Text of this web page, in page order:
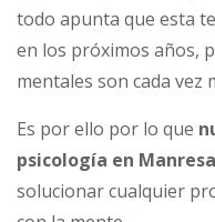
todo apunta que esta
en los próximos años,
mentales son cada vez
Es por ello por lo que
psicología en Manresa
solucionar cualquier